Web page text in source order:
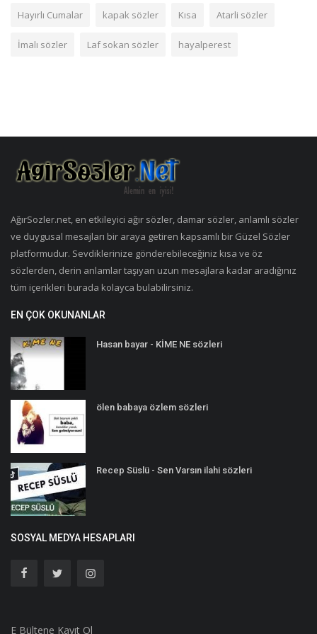
Hayırlı Cumalar kapak sözler Kısa Atarli sözler
İmalı sözler Laf sokan sözler hayalperest
AğırSozler.net, en etkileyici ağır sözler, damar sözler, anlamlı sözler
ve duygusal mesajları bir araya getiren kapsamlı bir Güzel Sözler
platformudur. Sevdiklerinize gönderebileceğiniz kısa ve öz
sözlerden, derin anlamlar taşıyan uzun mesajlara kadar aradığınız
tüm içerikleri burada kolayca bulabilirsiniz.
EN ÇOK OKUNANLAR
Hasan bayar - KİME NE sözleri
ölen babaya özlem sözleri
Recep Süslü - Sen Varsın ilahi sözleri
SOSYAL MEDYA HESAPLARI
E Bültene Kayıt Ol